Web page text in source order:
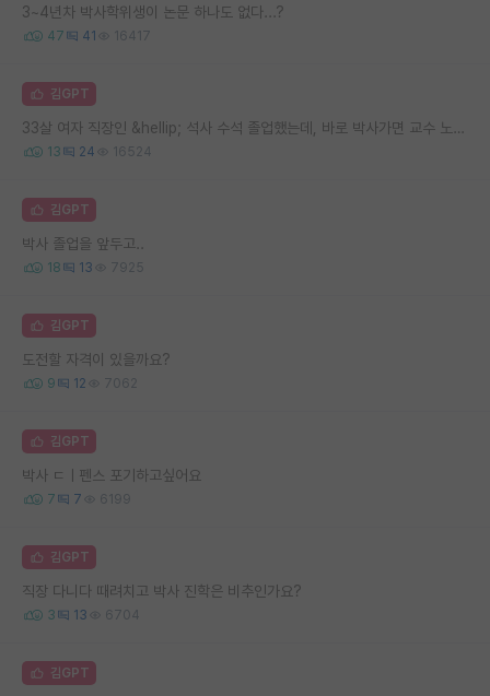
3~4년차 박사학위생이 논문 하나도 없다...?
47 41 16417
김GPT
33살 여자 직장인 &hellip; 석사 수석 졸업했는데, 바로 박사가면 교수 노려볼수 있을까요
13 24 16524
김GPT
박사 졸업을 앞두고..
18 13 7925
김GPT
도전할 자격이 있을까요?
9 12 7062
김GPT
박사 ㄷㅣ펜스 포기하고싶어요
7 7 6199
김GPT
직장 다니다 때려치고 박사 진학은 비추인가요?
3 13 6704
김GPT